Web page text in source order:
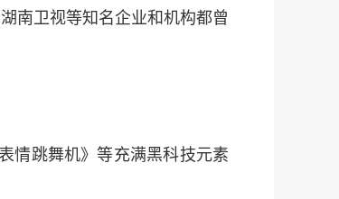
南卫视等知名企业和机构都曾
情跳舞机》等充满黑科技元素